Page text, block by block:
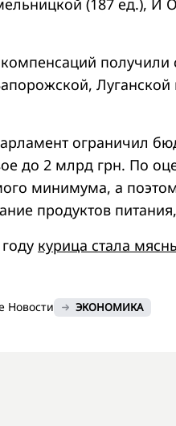
получили
ограничил
до 2 млрд грн. По
минимума, а
продуктов
курица стала
Новости ЭКОНОМИКА